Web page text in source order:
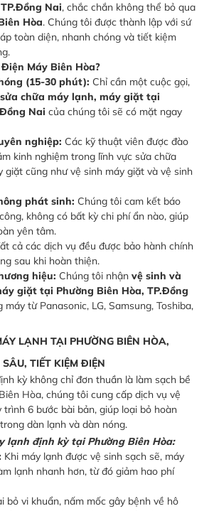
Nai, chắc chắn không thể bỏ qua
Hòa. Chúng tôi được thành lập với sứ
toàn diện, nhanh chóng và tiết kiệm
Máy Biên Hòa?
(15-30 phút): Chỉ cần một cuộc gọi,
chữa máy lạnh, máy giặt tại
Nai của chúng tôi sẽ có mặt ngay
nghiệp: Các kỹ thuật viên được đào
kinh nghiệm trong lĩnh vực sửa chữa
giặt cũng như vệ sinh máy giặt và vệ sinh
phát sinh: Chúng tôi cam kết báo
không có bất kỳ chi phí ẩn nào, giúp
yên tâm.
cả các dịch vụ đều được bảo hành chính
sau khi hoàn thiện.
hiệu: Chúng tôi nhậnvệ sinh và
giặt tại Phường Biên Hòa, TP.Đồng
từ Panasonic, LG, Samsung, Toshiba,
LẠNH TẠI PHƯỜNG BIÊN HÒA,
TIẾT KIỆM ĐIỆN
kỳ không chỉ đơn thuần là làm sạch bề
Hòa, chúng tôi cung cấp dịch vụ vệ
trình 6 bước bài bản, giúp loại bỏ hoàn
dàn lạnh và dàn nóng.
lạnh định kỳ tại Phường Biên Hòa:
Khi máy lạnh được vệ sinh sạch sẽ, máy
lạnh nhanh hơn, từ đó giảm hao phí
bỏ vi khuẩn, nấm mốc gây bệnh về hô